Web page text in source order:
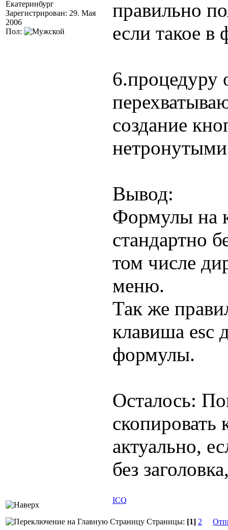
Екатеринбург
Зарегистрирован: 29. Мая
2006
Пол:
правильно
если такое в
6.процедуру
создание
Вывод:
Формулы на
стандартно
том числе
меню.
Так же
клавиша esc
формулы.
Осталось:
скопировать
актуально,
без
ICQ
Страницы: [1] 2